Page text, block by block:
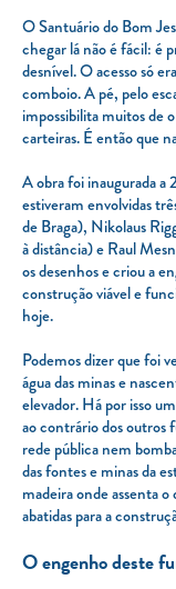
O Santuário do Bom
chegar lá não é fácil: é
desnível. O acesso só
comboio. A pé, pelo
impossibilita muitos de
carteiras. É então que
A obra foi inaugurada
estiveram envolvidas
de Braga), Nikolaus
à distância) e Raul
os desenhos e criou a
construção viável e
hoje.
Podemos dizer que foi
água das minas e
elevador. Há por isso
ao contrário dos outros
rede pública nem
das fontes e minas da
madeira onde assenta
abatidas para a
O engenho deste